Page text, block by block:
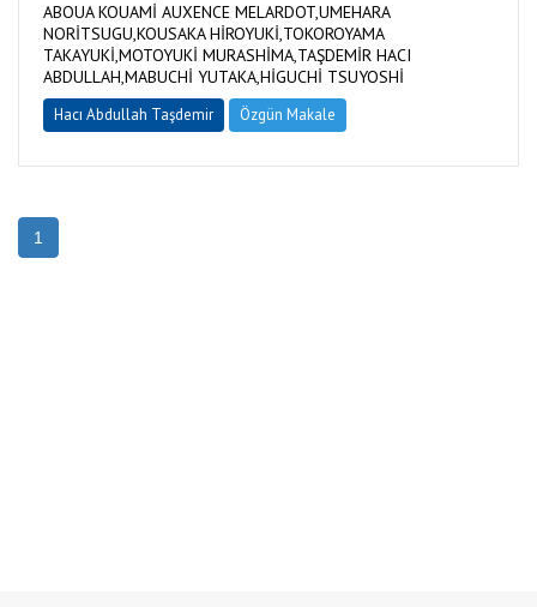
ABOUA KOUAMİ AUXENCE MELARDOT,UMEHARA
NORİTSUGU,KOUSAKA HİROYUKİ,TOKOROYAMA
TAKAYUKİ,MOTOYUKİ MURASHİMA,TAŞDEMİR HACI
ABDULLAH,MABUCHİ YUTAKA,HİGUCHİ TSUYOSHİ
Hacı Abdullah Taşdemir Özgün Makale
1